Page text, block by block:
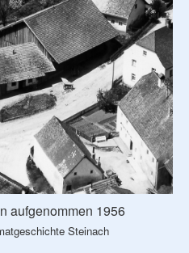
aufgenommen 1956
Steinach